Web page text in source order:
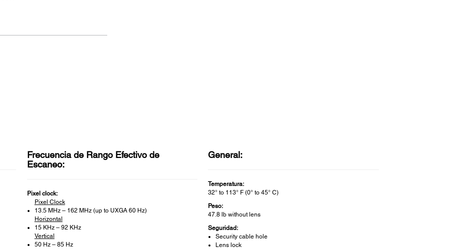
Frecuencia de Rango Efectivo de
Escaneo:
Pixel clock:
Pixel Clock
13.5 MHz – 162 MHz (up to UXGA 60 Hz)
Horizontal
15 KHz – 92 KHz
Vertical
50 Hz – 85 Hz
General:
Temperatura:
32° to 113° F (0° to 45° C)
Peso:
47.8 lb without lens
Seguridad:
Security cable hole
Lens lock